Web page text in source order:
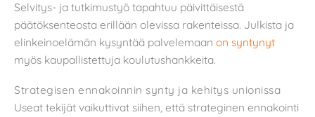
Selvitys- ja tutkimustyö tapahtuu päivittäisestä
päätöksenteosta erillään olevissa rakenteissa. Julkista ja
elinkeinoelämän kysyntää palvelemaan on syntynyt
myös kaupallistettuja koulutushankkeita.
Strategisen ennakoinnin synty ja kehitys unionissa
Useat tekijät vaikuttivat siihen, että strateginen ennakointi